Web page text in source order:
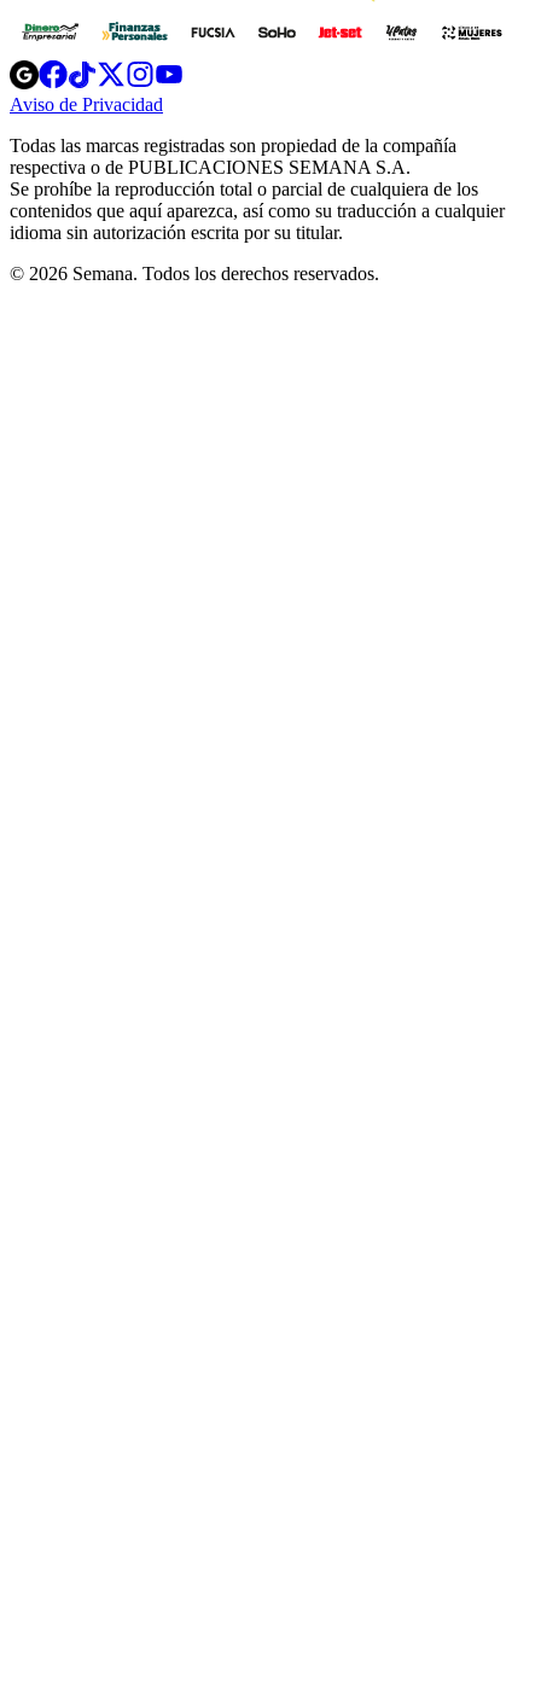
Opens
in
new
Opens
in
new
Opens
in
new
window
Opens
new
windowwindow
Aviso de Privacidad
new
window
Todas las marcas registradas son propiedad de la compañía
respectiva o de PUBLICACIONES SEMANA S.A.
Se prohíbe la reproducción total o parcial de cualquiera de los
contenidos que aquí aparezca, así como su traducción a cualquier
idioma sin autorización escrita por su titular.
© 2026 Semana. Todos los derechos reservados.